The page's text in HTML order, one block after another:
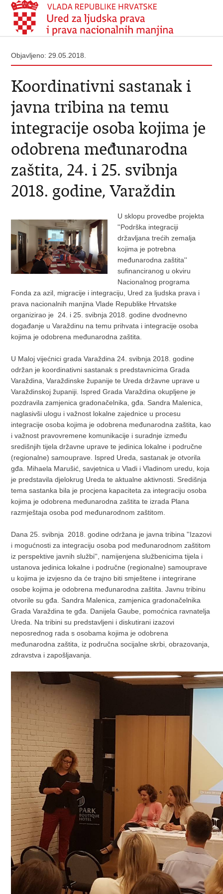
Objavljeno: 29.05.2018.
Koordinativni sastanak i
javna tribina na temu
integracije osoba kojima je
odobrena međunarodna
zaštita, 24. i 25. svibnja
2018. godine, Varaždin
U sklopu provedbe projekta
''Podrška integraciji
državljana trećih zemalja
kojima je potrebna
međunarodna zaštita''
sufinanciranog u okviru
Nacionalnog programa
Fonda za azil, migracije i integraciju, Ured za ljudska prava i
prava nacionalnih manjina Vlade Republike Hrvatske
organizirao je 24. i 25. svibnja 2018. godine dvodnevno
događanje u Varaždinu na temu prihvata i integracije osoba
kojima je odobrena međunarodna zaštita.
U Maloj vijećnici grada Varaždina 24. svibnja 2018. godine
održan je koordinativni sastanak s predstavnicima Grada
Varaždina, Varaždinske županije te Ureda državne uprave u
Varaždinskoj županiji. Ispred Grada Varaždina okupljene je
pozdravila zamjenica gradonačelnika, gđa. Sandra Malenica,
naglasivši ulogu i važnost lokalne zajednice u procesu
integracije osoba kojima je odobrena međunarodna zaštita, kao
i važnost pravovremene komunikacije i suradnje između
središnjih tijela državne uprave te jedinica lokalne i područne
(regionalne) samouprave. Ispred Ureda, sastanak je otvorila
gđa. Mihaela Marušić, savjetnica u Vladi i Vladinom uredu, koja
je predstavila djelokrug Ureda te aktualne aktivnosti. Središnja
tema sastanka bila je procjena kapaciteta za integraciju osoba
kojima je odobrena međunarodna zaštita te izrada Plana
razmještaja osoba pod međunarodnom zaštitom.
Dana 25. svibnja 2018. godine održana je javna tribina ''Izazovi
i mogućnosti za integraciju osoba pod međunarodnom zaštitom
iz perspektive javnih službi'', namijenjena službenicima tijela i
ustanova jedinica lokalne i područne (regionalne) samouprave
u kojima je izvjesno da će trajno biti smještene i integrirane
osobe kojima je odobrena međunarodna zaštita. Javnu tribinu
otvorile su gđa. Sandra Malenica, zamjenica gradonačelnika
Grada Varaždina te gđa. Danijela Gaube, pomoćnica ravnatelja
Ureda. Na tribini su predstavljeni i diskutirani izazovi
neposrednog rada s osobama kojima je odobrena
međunarodna zaštita, iz područna socijalne skrbi, obrazovanja,
zdravstva i zapošljavanja.